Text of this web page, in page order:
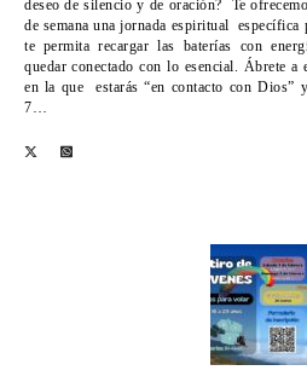
deseo de silencio y de oración? Te
de semana una jornada espiritual específica
te permita recargar las baterías con
quedar conectado con lo esencial. Ábrete a
en la que estarás “en contacto con Dios”
7…